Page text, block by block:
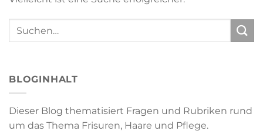
BLOGINHALT
Dieser Blog thematisiert Fragen und Rubriken rund
um das Thema Frisuren, Haare und Pflege.